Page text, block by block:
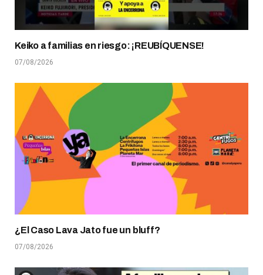
Keiko a familias en riesgo: ¡REUBÍQUENSE!
07/08/2026
¿El Caso Lava Jato fue un bluff?
07/08/2026